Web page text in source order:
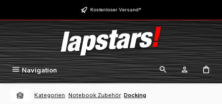
Zum Hauptinhalt springen Kostenloser Versand*
Navigation
Kategorien Notebook Zubehör Docking